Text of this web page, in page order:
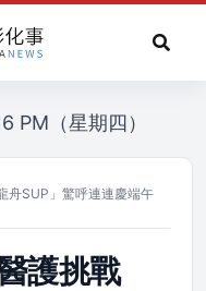
PM（星期四）
SUP」驚呼連連慶端午
護挑戰